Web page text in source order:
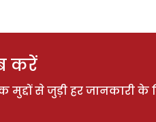
करें
से जुड़ी हर जानकारी के